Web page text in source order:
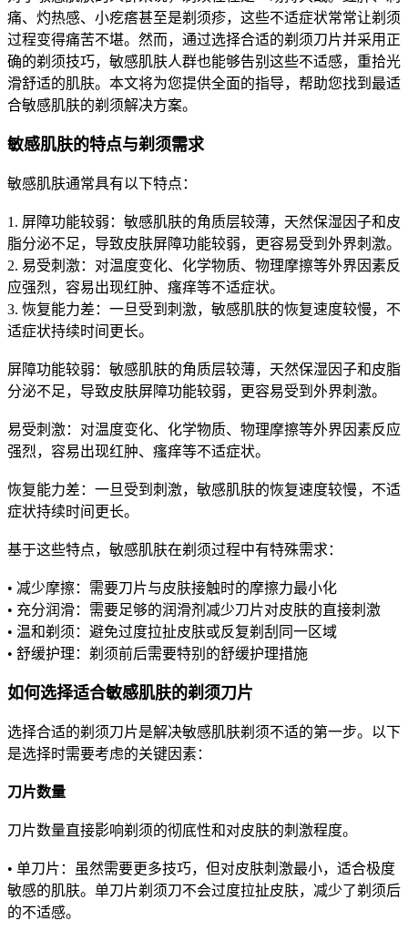
痛、灼热感、小疙瘩甚至是剃须疹，这些不适症状常常让剃须
过程变得痛苦不堪。然而，通过选择合适的剃须刀片并采用正
确的剃须技巧，敏感肌肤人群也能够告别这些不适感，重拾光
滑舒适的肌肤。本文将为您提供全面的指导，帮助您找到最适
合敏感肌肤的剃须解决方案。
敏感肌肤的特点与剃须需求
敏感肌肤通常具有以下特点：
1. 屏障功能较弱：敏感肌肤的角质层较薄，天然保湿因子和皮
脂分泌不足，导致皮肤屏障功能较弱，更容易受到外界刺激。
2. 易受刺激：对温度变化、化学物质、物理摩擦等外界因素反
应强烈，容易出现红肿、瘙痒等不适症状。
3. 恢复能力差：一旦受到刺激，敏感肌肤的恢复速度较慢，不
适症状持续时间更长。
屏障功能较弱：敏感肌肤的角质层较薄，天然保湿因子和皮脂
分泌不足，导致皮肤屏障功能较弱，更容易受到外界刺激。
易受刺激：对温度变化、化学物质、物理摩擦等外界因素反应
强烈，容易出现红肿、瘙痒等不适症状。
恢复能力差：一旦受到刺激，敏感肌肤的恢复速度较慢，不适
症状持续时间更长。
基于这些特点，敏感肌肤在剃须过程中有特殊需求：
• 减少摩擦：需要刀片与皮肤接触时的摩擦力最小化
• 充分润滑：需要足够的润滑剂减少刀片对皮肤的直接刺激
• 温和剃须：避免过度拉扯皮肤或反复剃刮同一区域
• 舒缓护理：剃须前后需要特别的舒缓护理措施
如何选择适合敏感肌肤的剃须刀片
选择合适的剃须刀片是解决敏感肌肤剃须不适的第一步。以下
是选择时需要考虑的关键因素：
刀片数量
刀片数量直接影响剃须的彻底性和对皮肤的刺激程度。
• 单刀片：虽然需要更多技巧，但对皮肤刺激最小，适合极度
敏感的肌肤。单刀片剃须刀不会过度拉扯皮肤，减少了剃须后
的不适感。